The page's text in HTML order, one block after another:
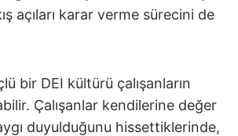
açıları karar verme sürecini de
bir DEI kültürü çalışanların
Çalışanlar kendilerine değer
duyulduğunu hissettiklerinde,